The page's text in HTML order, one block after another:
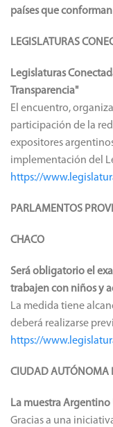
países que
LEGISLATURAS
Legislaturas
Transparencia"
El encuentro,
participación de la
expositores
implementación del
https://
PARLAMENTOS
CHACO
Será obligatorio el
trabajen con niños y
La medida tiene
deberá realizarse
https://
CIUDAD AUTÓNOMA
La muestra Argentino
Gracias a una